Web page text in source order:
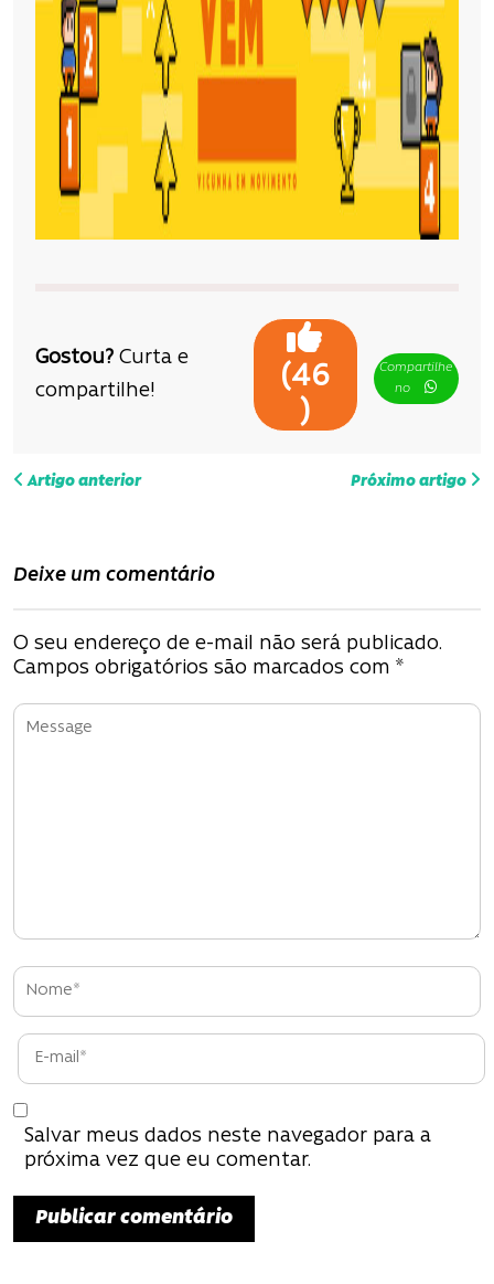
Gostou? Curta e
compartilhe!
(46
)
Compartilhe
no
N
v
g
a
ç
P
o
s
t
Artigo anterior Próximo artigo
Deixe um comentário
O seu endereço de e-mail não será publicado.
Campos obrigatórios são marcados com *
Salvar meus dados neste navegador para a
próxima vez que eu comentar.